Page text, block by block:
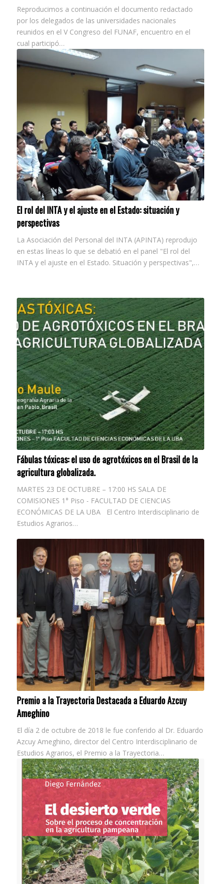
Reproducimos a continuación el documento redactado
por los delegados de las universidades nacionales
reunidos en el V Congreso del FUNAF, encuentro en el
cual participó…
El rol del INTA y el ajuste en el Estado: situación y
perspectivas
La Asociación del Personal del INTA (APINTA) reprodujo
en estas líneas lo que se debatió en el panel "El rol del
INTA y el ajuste en el Estado. Situación y perspectivas",…
Fábulas tóxicas: el uso de agrotóxicos en el Brasil de la
agricultura globalizada.
MARTES 23 DE OCTUBRE – 17:00 HS SALA DE
COMISIONES 1° Piso - FACULTAD DE CIENCIAS
ECONÓMICAS DE LA UBA El Centro Interdisciplinario de
Estudios Agrarios…
Premio a la Trayectoria Destacada a Eduardo Azcuy
Ameghino
El día 2 de octubre de 2018 le fue conferido al Dr. Eduardo
Azcuy Ameghino, director del Centro Interdisciplinario de
Estudios Agrarios, el Premio a la Trayectoria…